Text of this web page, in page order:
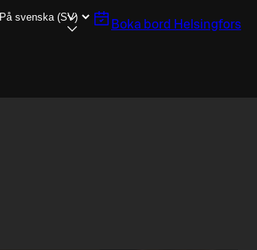
Boka bord Helsingfors